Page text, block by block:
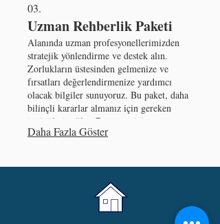
03.
Uzman Rehberlik Paketi
Alanında uzman profesyonellerimizden
stratejik yönlendirme ve destek alın.
Zorlukların üstesinden gelmenize ve
fırsatları değerlendirmenize yardımcı
olacak bilgiler sunuyoruz. Bu paket, daha
bilinçli kararlar almanız için gereken
içgörüleri sağlar. Başarınız için
deneyimimizden faydalanın.
Daha Fazla Göster